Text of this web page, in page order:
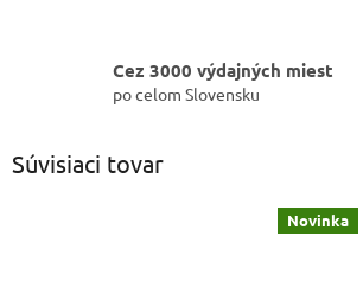
Cez 3000 výdajných miest
po celom Slovensku
Súvisiaci tovar
Novinka